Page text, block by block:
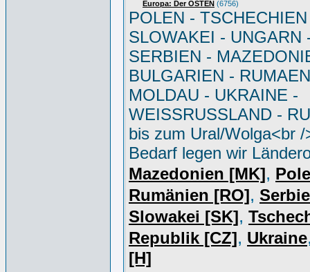
Europa: Der OSTEN (6756)
POLEN -
SLOWAKEI - UNGARN
SERBIEN -
BULGARIEN -
MOLDAU - UKRAINE -
WEISSRUSSLAND -
bis zum Ural/Wolga<br /
Bedarf legen wir
Mazedonien [MK],
Rumänien [RO],
Slowakei [SK],
Republik [CZ], Ukraine
[H]